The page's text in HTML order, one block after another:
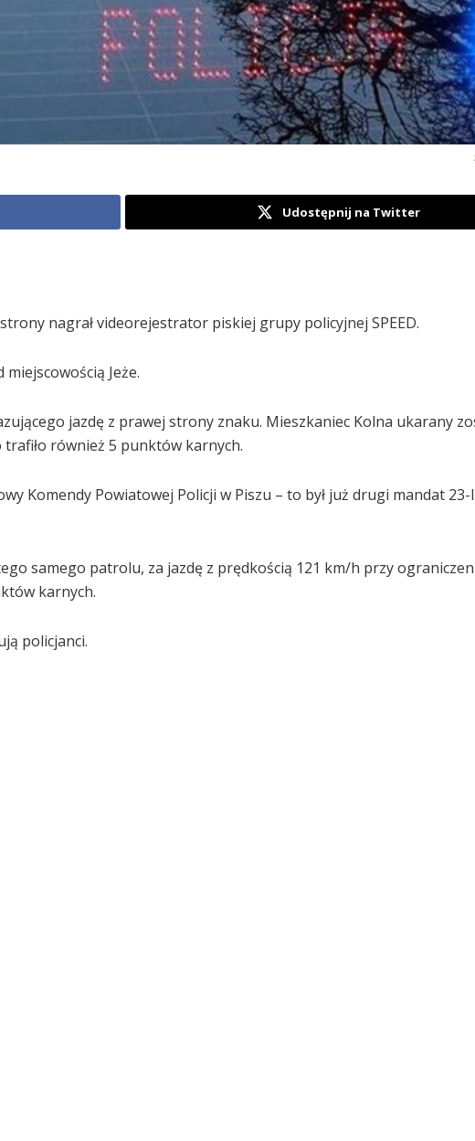
Udostępnij na Twitter
nagrał videorejestrator piskiej grupy policyjnej SPEED.
Jeże.
jazdę z prawej strony znaku. Mieszkaniec Kolna ukarany
również 5 punktów karnych.
Komendy Powiatowej Policji w Piszu – to był już drugi mandat
samego patrolu, za jazdę z prędkością 121 km/h przy
karnych.
policjanci.